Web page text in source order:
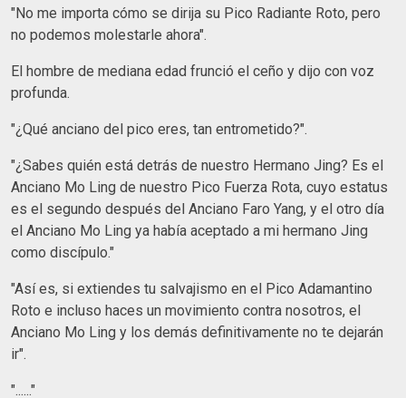
"No me importa cómo se dirija su Pico Radiante Roto, pero
no podemos molestarle ahora".
El hombre de mediana edad frunció el ceño y dijo con voz
profunda.
"¿Qué anciano del pico eres, tan entrometido?".
"¿Sabes quién está detrás de nuestro Hermano Jing? Es el
Anciano Mo Ling de nuestro Pico Fuerza Rota, cuyo estatus
es el segundo después del Anciano Faro Yang, y el otro día
el Anciano Mo Ling ya había aceptado a mi hermano Jing
como discípulo."
"Así es, si extiendes tu salvajismo en el Pico Adamantino
Roto e incluso haces un movimiento contra nosotros, el
Anciano Mo Ling y los demás definitivamente no te dejarán
ir".
"......"